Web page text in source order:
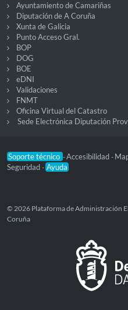
Ayuntamiento de Camariñas
Diputación de A Coruña
Xunta de Galicia
Punto Acceso Gral.
BOP
DOG
BOE
eDNI
Validaciones
FNMT
Oficina Virtual del Catastro
Sede Electrónica Diputación
Soporte técnico -Accesibilidad -
Seguridad - Ayuda
© 2026 Plataforma de Administración
Coruña